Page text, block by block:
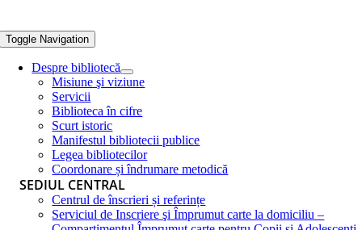
Toggle Navigation
Despre bibliotecă
Misiune şi viziune
Servicii
Biblioteca în cifre
Scurt istoric
Manifestul bibliotecii publice
Legea bibliotecilor
Coordonare și îndrumare metodică
SEDIUL CENTRAL
Centrul de înscrieri și referințe
Serviciul de Inscriere şi Împrumut carte la domiciliu –